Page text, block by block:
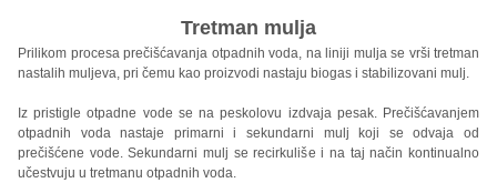
Tretman mulja
Prilikom procesa prečišćavanja otpadnih voda, na liniji mulja se vrši tretman
nastalih muljeva, pri čemu kao proizvodi nastaju biogas i stabilizovani mulj.
Iz pristigle otpadne vode se na peskolovu izdvaja pesak. Prečišćavanjem
otpadnih voda nastaje primarni i sekundarni mulj koji se odvaja od
prečišćene vode. Sekundarni mulj se recirkuliše i na taj način kontinualno
učestvuju u tretmanu otpadnih voda.